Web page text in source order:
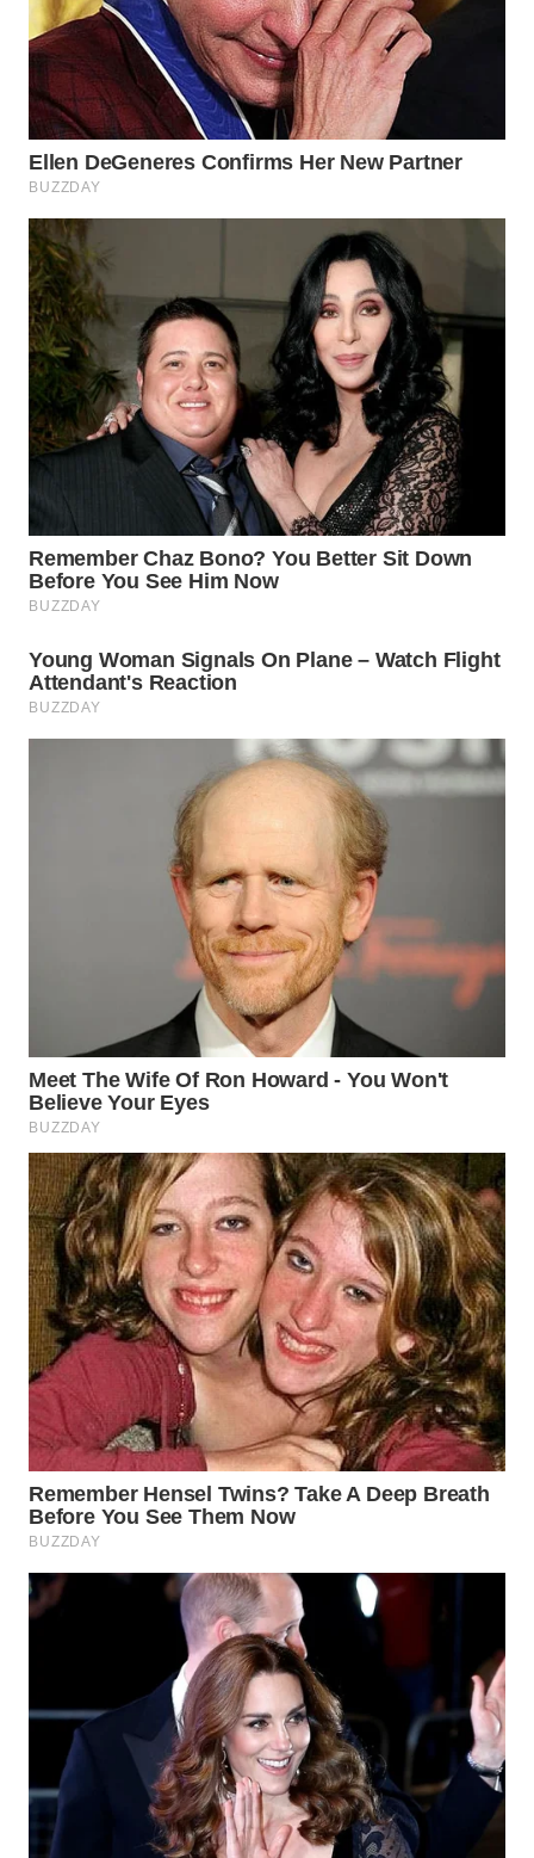
UTARA
WN
SAMOSIR
WN
PADANG
LAWAS
WN
SUMEDANG
WN
CIANJUR
WN
WN
TANGERANG
WN
BINJAI
WN
MAJALENGKA
WN
SUBANG
WN
SUKABUMI
WN
PURWAKARTA
WN
PRIANGAN
TIMUR
WN
SEMARANG
SOLO
WN
MADURA